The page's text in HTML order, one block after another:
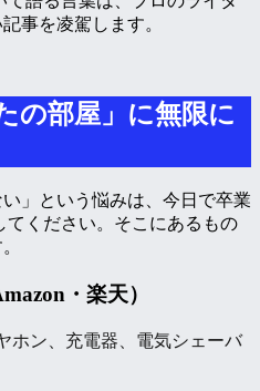
事を凌駕します。
の部屋」に無限に
」という悩みは、今日で卒業
てください。そこにあるもの
・楽天）
ホン、充電器、電気シェーバ